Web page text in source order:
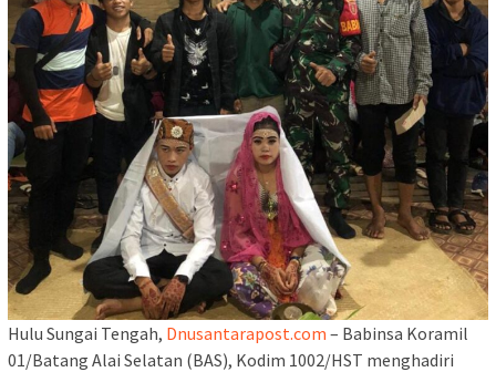
Hulu Sungai Tengah, Dnusantarapost.com – Babinsa Koramil
01/Batang Alai Selatan (BAS), Kodim 1002/HST menghadiri